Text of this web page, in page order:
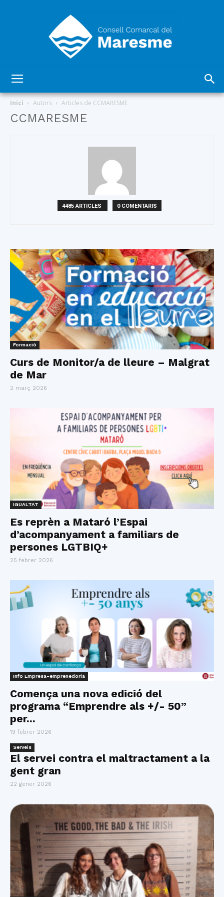
del
Inici Autors Articles de CCMARESME
CCMARESME
4485 ARTICLES 0 COMENTARIS
Formació
Curs de Monitor/a de lleure – Malgrat
de Mar
2 març 2026
IGUALTAT
Es reprèn a Mataró l’Espai
d’acompanyament a familiars de
persones LGTBIQ+
25 febrer 2026
Info Empresa-emprenedoria
Comença una nova edició del
programa “Emprendre als +/- 50”
per...
19 febrer 2026
Serveis
El servei contra el maltractament a la
gent gran
22 gener 2026